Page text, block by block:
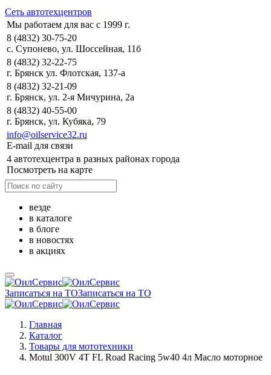
Сеть автотехцентров
Мы работаем для вас с 1999 г.
8 (4832) 30-75-20
с. Супонево, ул. Шоссейная, 11б
8 (4832) 32-22-75
г. Брянск ул. Флотская, 137-а
8 (4832) 32-21-09
г. Брянск, ул. 2-я Мичурина, 2а
8 (4832) 40-55-00
г. Брянск, ул. Кубяка, 79
info@oilservice32.ru
E-mail для связи
4 автотехцентра в разных районах города
Посмотреть на карте
везде
в каталоге
в блоге
в новостях
в акциях
Записаться на ТОЗаписаться на ТО
Главная
Каталог
Товары для мототехники
Motul 300V 4T FL Road Racing 5w40 4л Масло моторное